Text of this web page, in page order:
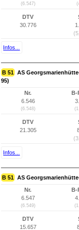
(6.547)
DTV
30.776
Infos...
B 51 AS
95)
Nr.
6.546
(6.548)
B-
DTV
21.305
Infos...
B 51 AS
Nr.
6.547
(6.549)
B-
DTV
15.657